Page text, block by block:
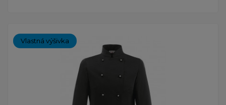
Vlastná výšivka